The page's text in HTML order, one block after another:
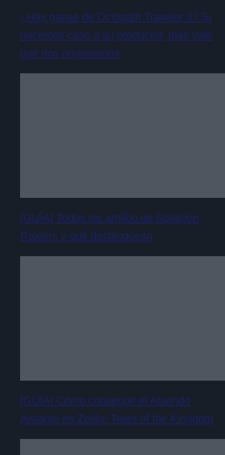
¿Hay ganas de Octopath Traveler 3? Si
hacemos caso a su productor, más vale
que nos preparemos
[GUÍA] Todos los amiibo de Splatoon
Raiders y qué desbloquean
[GUÍA] Cómo conseguir el Atuendo
Aislante en Zelda: Tears of the Kingdom